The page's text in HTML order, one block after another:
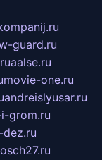
guard.ru
aalse.ru
movie-one.ru
andreislyusar.ru
grom.ru